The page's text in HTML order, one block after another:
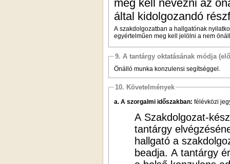
meg kell nevezni az
által kidolgozandó
A szakdolgozatban a hallgatónak
egyértelműen meg kell jelölni a nem
9. A tantárgy oktatásának módja
Önálló munka konzulensi segítséggel.
10. Követelmények
a. A szorgalmi időszakban: félévközi
A Szakdolgozat-
tantárgy
hallgató a
beadja. A tantárgy